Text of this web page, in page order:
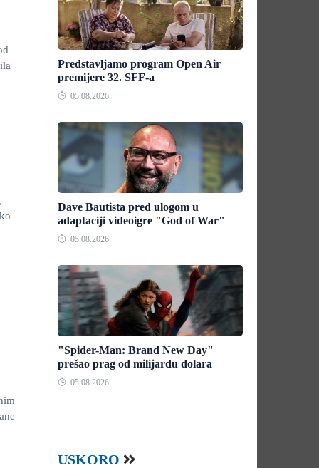
Predstavljamo program Open Air
premijere 32. SFF-a
05.08.2026.
Dave Bautista pred ulogom u
adaptaciji videoigre "God of War"
05.08.2026.
"Spider-Man: Brand New Day"
prešao prag od milijardu dolara
05.08.2026.
USKORO